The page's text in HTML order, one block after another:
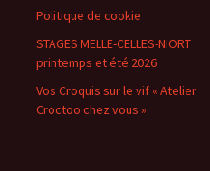
Politique de cookie
STAGES MELLE-CELLES-NIORT
printemps et été 2026
Vos Croquis sur le vif « Atelier
Croctoo chez vous »